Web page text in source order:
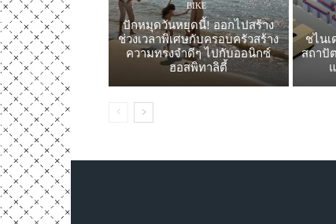
BIKE
ปักหมุดวันหยุดนี้! ออกไปสร้าง
ช่วงเวลาพิเศษกับครอบครัวสร้าง
ความทรงจำดีๆ ไปกับออนิกซ์
ฮอสพิทาลิตี้
ชไนเ
สถาปั